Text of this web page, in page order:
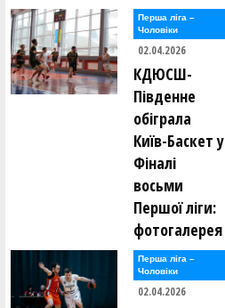
Перша лiга –
Чоловiки
02.04.2026
КДЮСШ-
Південне
обіграла
Київ-Баскет у
Фіналі
восьми
Першої ліги:
фотогалерея
Перша лiга –
Чоловiки
02.04.2026